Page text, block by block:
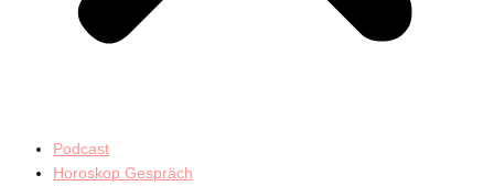
Podcast
Horoskop Gespräch